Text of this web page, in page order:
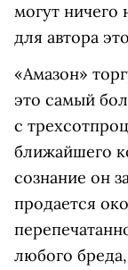
могут ничего
для автора
«Амазон»
это самый
с
ближайшего
сознание он
продается
любого бреда,